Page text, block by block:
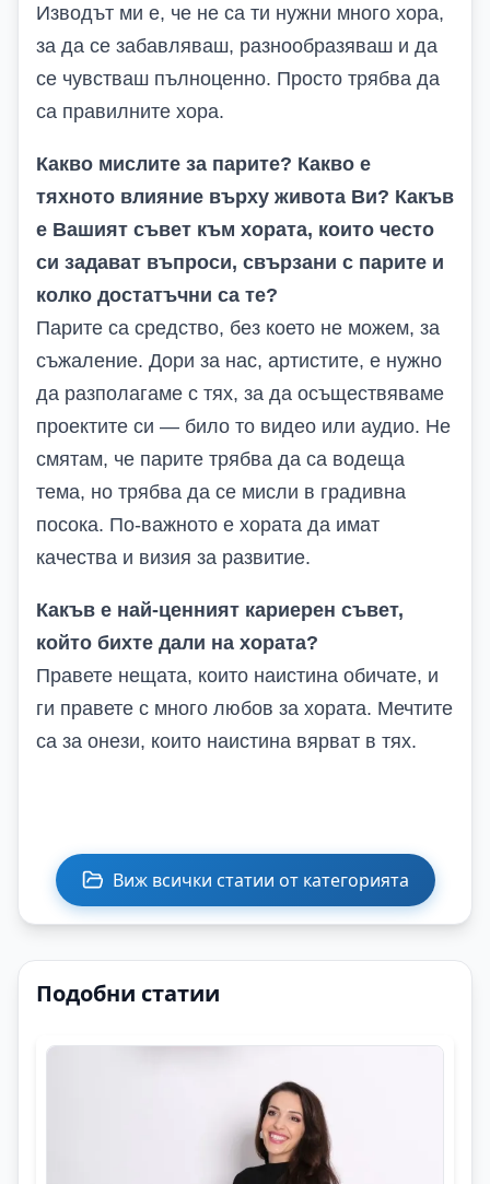
Изводът ми е, че не са ти нужни много хора,
за да се забавляваш, разнообразяваш и да
се чувстваш пълноценно. Просто трябва да
са правилните хора.
Какво мислите за парите? Какво е
тяхното влияние върху живота Ви? Какъв
е Вашият съвет към хората, които често
си задават въпроси, свързани с парите и
колко достатъчни са те?
Парите са средство, без което не можем, за
съжаление. Дори за нас, артистите, е нужно
да разполагаме с тях, за да осъществяваме
проектите си — било то видео или аудио. Не
смятам, че парите трябва да са водеща
тема, но трябва да се мисли в градивна
посока. По-важното е хората да имат
качества и визия за развитие.
Какъв е най-ценният кариерен съвет,
който бихте дали на хората?
Правете нещата, които наистина обичате, и
ги правете с много любов за хората. Мечтите
са за онези, които наистина вярват в тях.
Виж всички статии от категорията
Подобни статии